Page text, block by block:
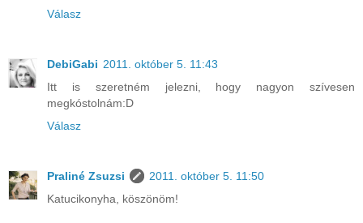
Válasz
DebiGabi 2011. október 5. 11:43
Itt is szeretném jelezni, hogy nagyon szívesen
megkóstolnám:D
Válasz
Praliné Zsuzsi
2011. október 5. 11:50
Katucikonyha, köszönöm!